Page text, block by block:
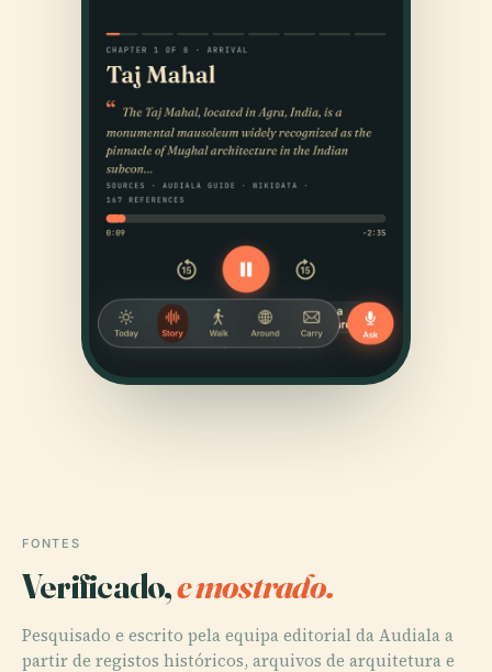
FONTES
Verificado,e mostrado.
Pesquisado e escrito pela equipa editorial da Audiala a
partir de registos históricos, arquivos de arquitetura e